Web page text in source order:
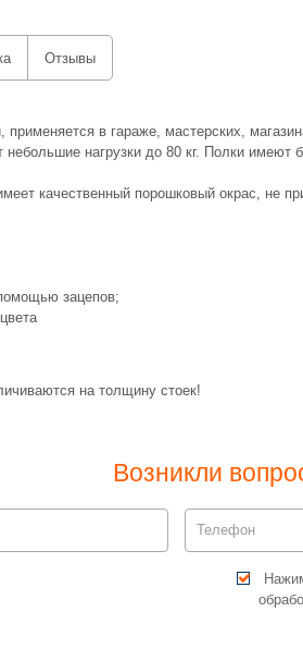
Отзывы
в гараже, мастерских,
нагрузки до 80 кг. Полки имеют
качественный порошковый окрас, не
зацепов;
на толщину стоек!
Возникли